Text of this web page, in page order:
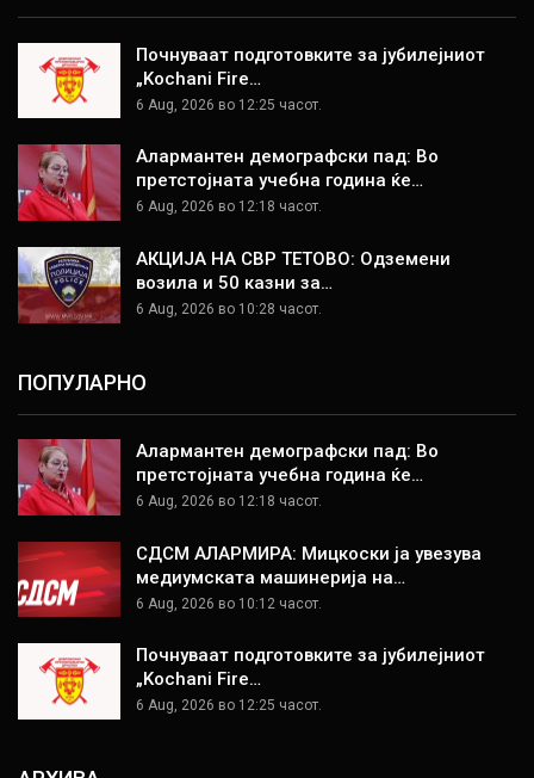
Почнуваат подготовките за јубилејниот
„Kochani Fire…
6 Aug, 2026 во 12:25 часот.
Алармантен демографски пад: Во
претстојната учебна година ќе…
6 Aug, 2026 во 12:18 часот.
АКЦИЈА НА СВР ТЕТОВО: Одземени
возила и 50 казни за…
6 Aug, 2026 во 10:28 часот.
ПОПУЛАРНО
Алармантен демографски пад: Во
претстојната учебна година ќе…
6 Aug, 2026 во 12:18 часот.
СДСМ АЛАРМИРА: Мицкоски ја увезува
медиумската машинерија на…
6 Aug, 2026 во 10:12 часот.
Почнуваат подготовките за јубилејниот
„Kochani Fire…
6 Aug, 2026 во 12:25 часот.